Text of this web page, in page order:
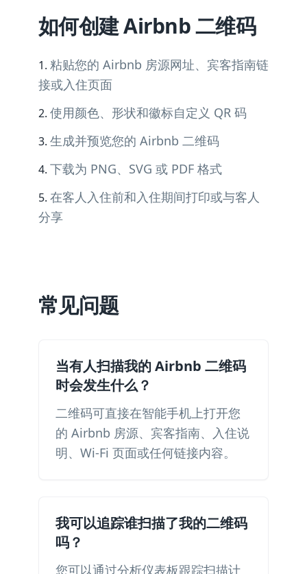
如何创建 Airbnb 二维码
粘贴您的 Airbnb 房源网址、宾客指南链
接或入住页面
使用颜色、形状和徽标自定义 QR 码
生成并预览您的 Airbnb 二维码
下载为 PNG、SVG 或 PDF 格式
在客人入住前和入住期间打印或与客人
分享
常见问题
当有人扫描我的 Airbnb 二维码
时会发生什么？
二维码可直接在智能手机上打开您
的 Airbnb 房源、宾客指南、入住说
明、Wi-Fi 页面或任何链接内容。
我可以追踪谁扫描了我的二维码
吗？
您可以通过分析仪表板跟踪扫描计